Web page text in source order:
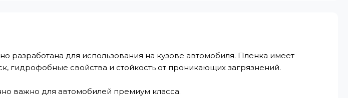
разработана для использования на кузове автомобиля. Пленка имеет
гидрофобные свойства и стойкость от проникающих загрязнений.
важно для автомобилей премиум класса.